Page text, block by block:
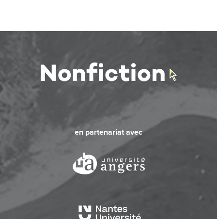
en partenariat avec